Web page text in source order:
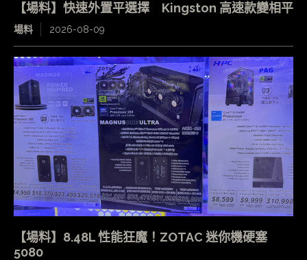
【場料】快速外置平選擇 Kingston 高速款變相平
場料 2026-08-09
【場料】8.48L 性能狂魔！ZOTAC 迷你機硬塞
5080